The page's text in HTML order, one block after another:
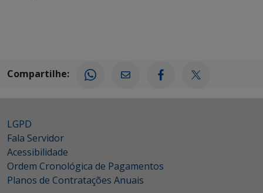
Compartilhe:
LGPD
Fala Servidor
Acessibilidade
Ordem Cronológica de Pagamentos
Planos de Contratações Anuais